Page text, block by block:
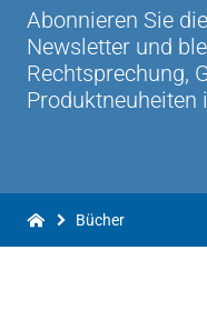
Abonnieren Sie
Newsletter und
Rechtsprechung,
Produktneuheiten
Bücher